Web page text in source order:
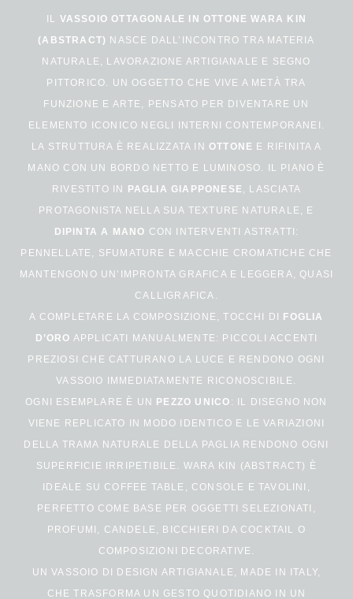
IL VASSOIO OTTAGONALE IN OTTONE WARA KIN
(ABSTRACT) NASCE DALL’INCONTRO TRA MATERIA
NATURALE, LAVORAZIONE ARTIGIANALE E SEGNO
PITTORICO. UN OGGETTO CHE VIVE A METÀ TRA
FUNZIONE E ARTE, PENSATO PER DIVENTARE UN
ELEMENTO ICONICO NEGLI INTERNI CONTEMPORANEI.
LA STRUTTURA È REALIZZATA IN OTTONE E RIFINITA A
MANO CON UN BORDO NETTO E LUMINOSO. IL PIANO È
RIVESTITO IN
PAGLIA GIAPPONESE, LASCIATA
PROTAGONISTA NELLA SUA TEXTURE NATURALE, E
DIPINTA A MANO CON INTERVENTI ASTRATTI:
PENNELLATE, SFUMATURE E MACCHIE CROMATICHE CHE
MANTENGONO UN’IMPRONTA GRAFICA E LEGGERA, QUASI
CALLIGRAFICA.
A COMPLETARE LA COMPOSIZIONE, TOCCHI DI
FOGLIA
D’ORO APPLICATI MANUALMENTE: PICCOLI ACCENTI
PREZIOSI CHE CATTURANO LA LUCE E RENDONO OGNI
VASSOIO IMMEDIATAMENTE RICONOSCIBILE.
OGNI ESEMPLARE È UN
PEZZO UNICO : IL DISEGNO NON
VIENE REPLICATO IN MODO IDENTICO E LE VARIAZIONI
DELLA TRAMA NATURALE DELLA PAGLIA RENDONO OGNI
SUPERFICIE IRRIPETIBILE. WARA KIN (ABSTRACT) È
IDEALE SU COFFEE TABLE, CONSOLE E TAVOLINI,
PERFETTO COME BASE PER OGGETTI SELEZIONATI,
PROFUMI, CANDELE, BICCHIERI DA COCKTAIL O
COMPOSIZIONI DECORATIVE.
UN VASSOIO DI DESIGN ARTIGIANALE, MADE IN ITALY,
CHE TRASFORMA UN GESTO QUOTIDIANO IN UN